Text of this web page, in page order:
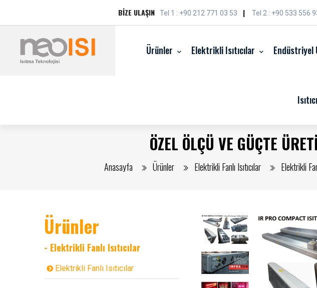
BİZE ULAŞIN Tel 1 : +90 212 771 03 53 | Tel 2 : +90 533 556
Ürünler Elektrikli Isıtıcılar Endüstriyel
ÖZEL ÖLÇÜ VE GÜÇTE
Anasayfa Ürünler Elektrikli Fanlı Isıtıcılar Elektrikli
Ürünler
- Elektrikli Fanlı Isıtıcılar
Elektrikli Fanlı Isıtıcılar